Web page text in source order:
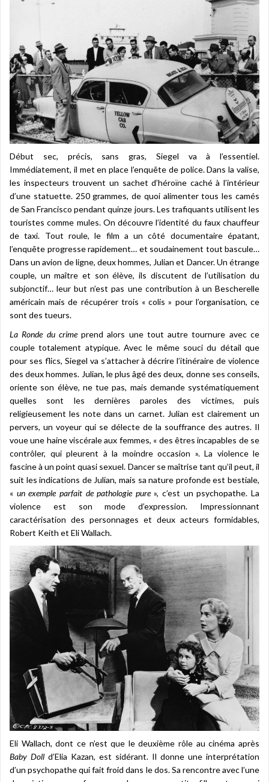
Début sec, précis, sans gras, Siegel va à l’essentiel.
Immédiatement, il met en place l’enquête de police. Dans la valise,
les inspecteurs trouvent un sachet d’héroïne caché à l’intérieur
d’une statuette. 250 grammes, de quoi alimenter tous les camés
de San Francisco pendant quinze jours. Les trafiquants utilisent les
touristes comme mules. On découvre l’identité du faux chauffeur
de taxi. Tout roule, le film a un côté documentaire épatant,
l’enquête progresse rapidement… et soudainement tout bascule…
Dans un avion de ligne, deux hommes, Julian et Dancer. Un étrange
couple, un maître et son élève, ils discutent de l’utilisation du
subjonctif… leur but n’est pas une contribution à un Bescherelle
américain mais de récupérer trois « colis » pour l’organisation, ce
sont des tueurs.
La Ronde du crimeprend alors une tout autre tournure avec ce
couple totalement atypique. Avec le même souci du détail que
pour ses flics, Siegel va s’attacher à décrire l’itinéraire de violence
des deux hommes. Julian, le plus âgé des deux, donne ses conseils,
oriente son élève, ne tue pas, mais demande systématiquement
quelles sont les dernières paroles des victimes, puis
religieusement les note dans un carnet. Julian est clairement un
pervers, un voyeur qui se délecte de la souffrance des autres. Il
voue une haine viscérale aux femmes, « des êtres incapables de se
contrôler, qui pleurent à la moindre occasion ». La violence le
fascine à un point quasi sexuel. Dancer se maîtrise tant qu’il peut, il
suit les indications de Julian, mais sa nature profonde est bestiale,
« un exemple parfait de pathologie pure», c’est un psychopathe. La
violence est son mode d’expression. Impressionnant
caractérisation des personnages et deux acteurs formidables,
Robert Keith et Eli Wallach.
Eli Wallach, dont ce n’est que le deuxième rôle au cinéma après
Baby Doll d’Elia Kazan, est sidérant. Il donne une interprétation
d’un psychopathe qui fait froid dans le dos. Sa rencontre avec l’une